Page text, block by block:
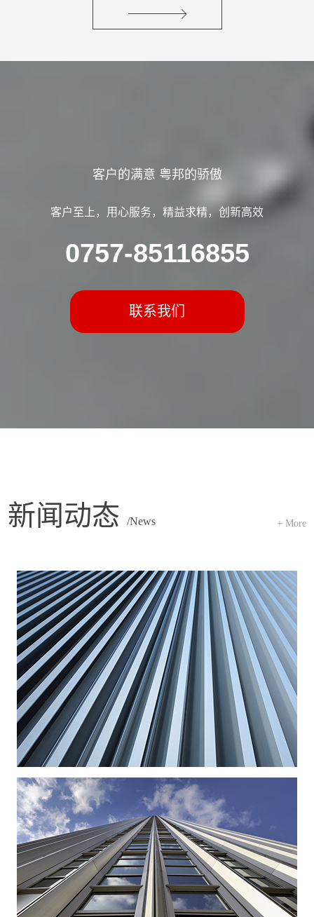
客户的满意 粤邦的骄傲
客户至上，用心服务，精益求精，创新高效
0757-85116855
联系我们
新闻动态 /News + More